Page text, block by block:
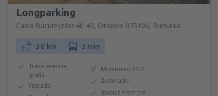
Longparking
Calea Bucureștilor 40-42, Otopeni 075100, Rumunia
3.0 km 3 min
Transferencia
gratis
Vigilado
Monitoreo 24/7
Iluminado
Invoice from the